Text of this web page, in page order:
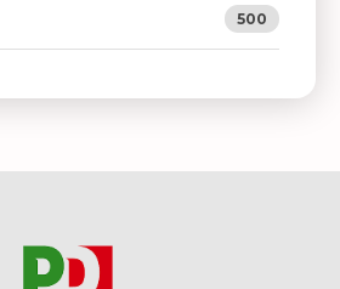
500